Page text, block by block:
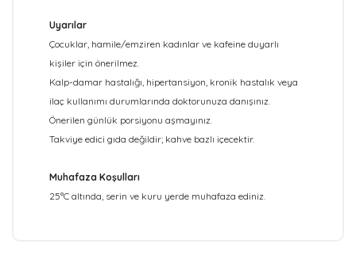
Uyarılar
Çocuklar, hamile/emziren kadınlar ve kafeine duyarlı
kişiler için önerilmez.
Kalp-damar hastalığı, hipertansiyon, kronik hastalık veya
ilaç kullanımı durumlarında doktorunuza danışınız.
Önerilen günlük porsiyonu aşmayınız.
Takviye edici gıda değildir; kahve bazlı içecektir.
Muhafaza Koşulları
25°C altında, serin ve kuru yerde muhafaza ediniz.